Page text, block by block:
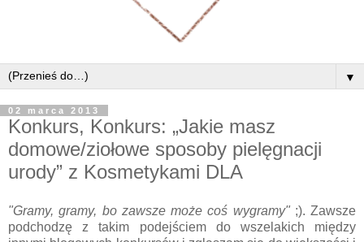
▼
02 marca 2013
Konkurs, Konkurs: „Jakie masz
domowe/ziołowe sposoby pielęgnacji
urody” z Kosmetykami DLA
"Gramy, gramy, bo zawsze może coś wygramy";). Zawsze
podchodzę z takim podejściem do wszelakich między